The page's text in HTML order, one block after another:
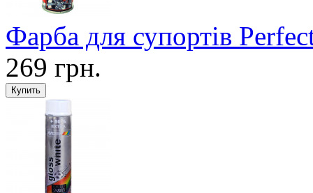
Фарба для супортів
269 грн.